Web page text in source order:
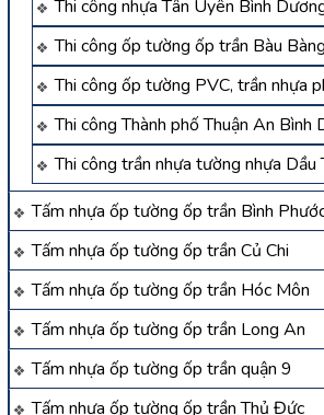
Thi công nhựa Tân Uyên Bình
Thi công ốp tường ốp trần Bàu Bàng
Thi công ốp tường PVC, trần nhựa
Thi công Thành phố Thuận An Bình
Thi công trần nhựa tường nhựa Dầu
Tấm nhựa ốp tường ốp trần Bình
Tấm nhựa ốp tường ốp trần Củ Chi
Tấm nhựa ốp tường ốp trần Hóc Môn
Tấm nhựa ốp tường ốp trần Long An
Tấm nhựa ốp tường ốp trần quận 9
Tấm nhựa ốp tường ốp trần Thủ Đức